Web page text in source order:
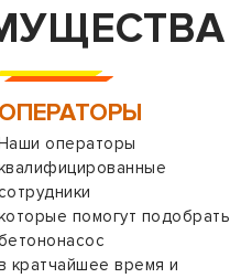
ОПЕРАТОРЫ
операторы
сотрудники
помогут подобрать
кратчайшее время и